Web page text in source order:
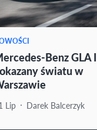
Benz GLA
światu w
Lip Darek Balcerzyk